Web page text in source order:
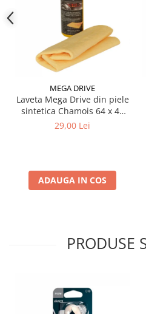
MEGA DRIVE
Laveta Mega Drive din piele
sintetica Chamois 64 x 43
cm
29,00 Lei
ADAUGA IN COS
PRODUSE